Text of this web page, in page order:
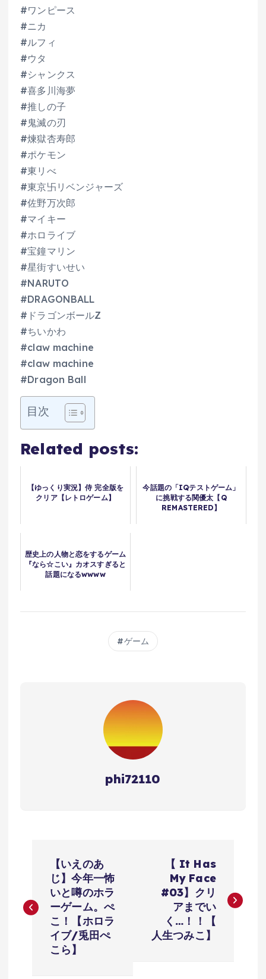
#ワンピース
#ニカ
#ルフィ
#ウタ
#シャンクス
#喜多川海夢
#推しの子
#鬼滅の刃
#煉獄杏寿郎
#ポケモン
#東リべ
#東京卐リベンジャーズ
#佐野万次郎
#マイキー
#ホロライブ
#宝鐘マリン
#星街すいせい
#NARUTO
#DRAGONBALL
#ドラゴンボールZ
#ちいかわ
#claw machine
#claw machine
#Dragon Ball
目次
Related posts:
【ゆっくり実況】侍 完全版を
クリア【レトロゲーム】
今話題の「IQテストゲーム」
に挑戦する関優太【Q
REMASTERED】
歴史上の人物と恋をするゲーム
『なら☆こい』カオスすぎると
話題になるwwww
ゲーム
phi72110
ナ
【いえのあ
じ】今年一怖
いと噂のホラ
ーゲーム。ぺ
こ！【ホロラ
イブ/兎田ぺ
こら】
【 It Has
My Face
#03】クリ
アまでい
く…！！【
人生つみこ】